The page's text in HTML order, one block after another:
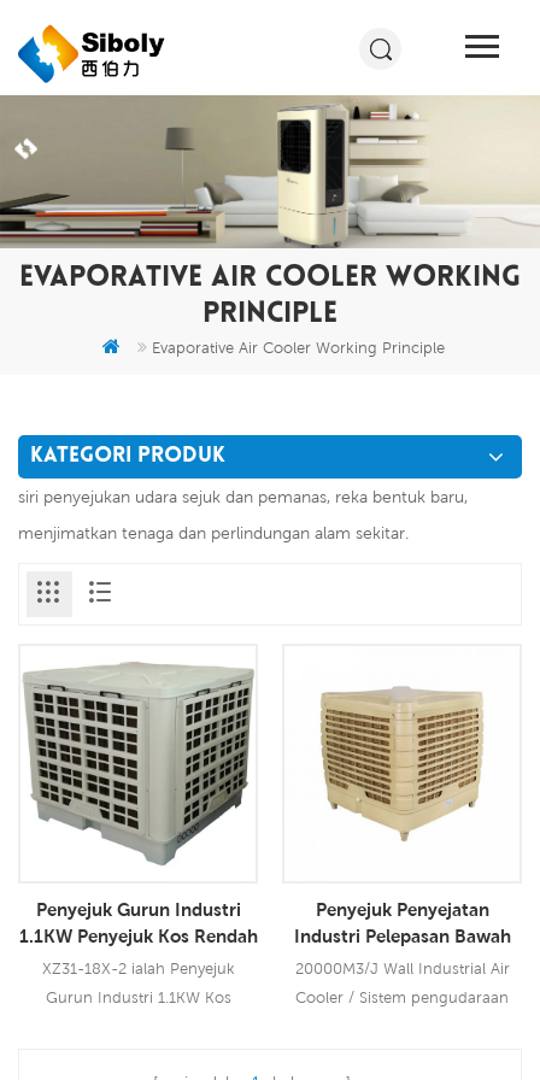
EVAPORATIVE AIR COOLER WORKING
PRINCIPLE
Evaporative Air Cooler Working Principle
KATEGORI PRODUK
siri penyejukan udara sejuk dan pemanas, reka bentuk baru,
menjimatkan tenaga dan perlindungan alam sekitar.
Penyejuk Gurun Industri
1.1KW Penyejuk Kos Rendah
XZ31-18X-2 ialah Penyejuk
Gurun Industri 1.1KW Kos
Penyejuk Penyejatan
Industri Pelepasan Bawah
1.5KW Siboly
20000M3/J Wall Industrial Air
Cooler / Sistem pengudaraan